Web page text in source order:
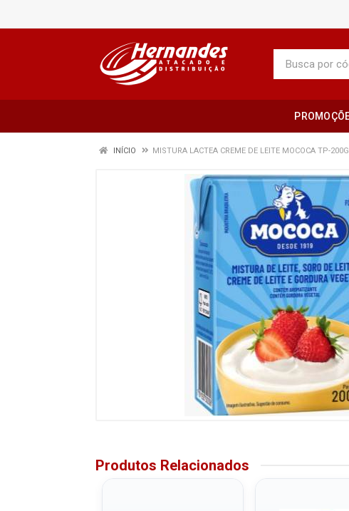
INÍCIO MISTURA LACTEA CREME DE LEITE MOCOCA TP-200G
Produtos Relacionados